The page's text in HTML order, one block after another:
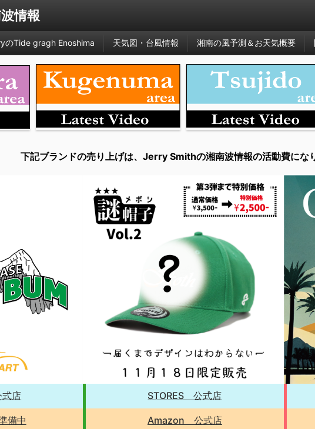
情報
のTide gragh Enoshima 天気図・台風情報 湘南の風予測＆お天気概要
下記ブランドの売り上げは、Jerry Smithの湘南波情報の活動費にな
店
備中
STORES 公式店
Amazon 公式店